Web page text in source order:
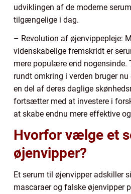
udviklingen af de moderne
tilgængelige i dag.
– Revolution af øjenvippepleje:
videnskabelige fremskridt er
mere populære end nogensinde.
rundt omkring i verden bruger
en del af deres daglige
fortsætter med at investere i
at skabe endnu mere effektive
Hvorfor vælge et
øjenvipper?
Et serum til øjenvipper adskiller
mascaraer og falske øjenvipper